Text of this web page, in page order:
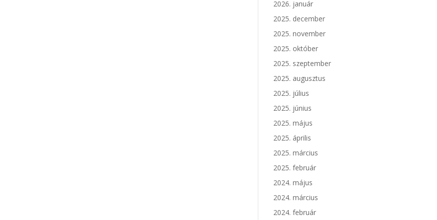
2026. január
2025. december
2025. november
2025. október
2025. szeptember
2025. augusztus
2025. július
2025. június
2025. május
2025. április
2025. március
2025. február
2024. május
2024. március
2024. február